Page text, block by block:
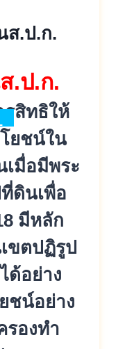
.ป.ก.
รสิทธิให้
ยชน์ใน
มื่อมีพระ
ดินเพื่อ
มีหลัก
ขตปฏิรูป
ด้อย่าง
ชน์อย่าง
รองทำ